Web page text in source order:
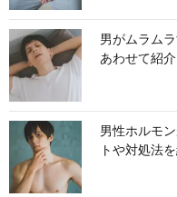
男がムラム
あわせて紹介
男性ホルモ
トや対処法